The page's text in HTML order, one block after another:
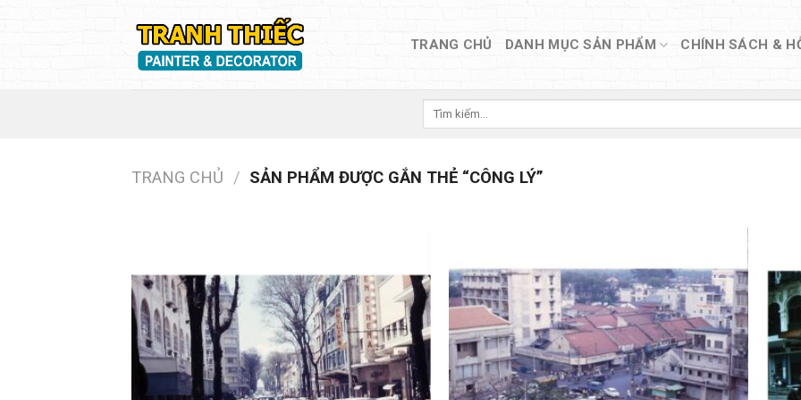
TRANG CHỦ DANH MỤC SẢN PHẨM CHÍNH SÁCH &
Tìm
TRANG CHỦ / SẢN PHẨM ĐƯỢC GẮN THẺ “CÔNG LÝ”